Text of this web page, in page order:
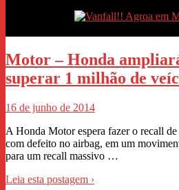
Motor – Honda
superar 1 milhão de
16 de junho de 2014
A Honda Motor espera fazer o recall
com defeito no airbag, em um
para um recall massivo …
Leia esta postagem ›